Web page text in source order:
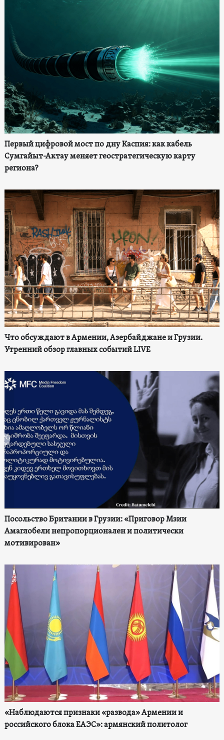
Первый цифровой мост по дну Каспия: как кабель
Сумгайыт-Актау меняет геостратегическую карту
региона?
Что обсуждают в Армении, Азербайджане и Грузии.
Утренний обзор главных событий LIVE
Посольство Британии в Грузии: «Приговор Мзии
Амаглобели непропорционален и политически
мотивирован»
«Наблюдаются признаки «развода» Армении и
российского блока ЕАЭС»: армянский политолог